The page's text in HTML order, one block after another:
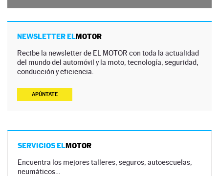
NEWSLETTER ELMOTOR
Recibe la newsletter de EL MOTOR con toda la actualidad
del mundo del automóvil y la moto, tecnología, seguridad,
conducción y eficiencia.
APÚNTATE
SERVICIOS ELMOTOR
Encuentra los mejores talleres, seguros, autoescuelas,
neumáticos…